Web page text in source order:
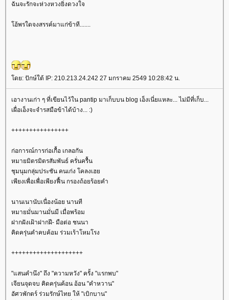
ฉันจะรักจะห่วงหวงยิ่งดวงใจ
อ้พรใดจงสรรค์มาแก่ข้าที.......
ดย: ปักษ์ใต้ IP: 210.213.24.242 27 มกราคม 2549 10:28:42 น.
เอางานเก่า ๆ ที่เขียนไว้ใน pantip มาเก็บบน blog เอ็งเนี่ยแหละ... ไม่มีที่เก็บ...
เผื่อเอ็งจะจำรสมือข้าได้บ้าง... :)
++++++++++++++++
ก่อการณ์การก่อเกื้อ เกลอกัน
หมายมิตรมิตรสัมพันธ์ ครั่นครื้น
ชุมนุมกลุ่มประชัน คนเก่ง โคลงเฮ
เพียงเพื่อเพื่อเพียงฟื้น กรองถ้อยร้อยคำ
นานเนานับเนื่องน้อย นานที
หมายมั่นมานมั่นมี เมื่อพร้อม
ฝากฝังเฝ้าฝากฝี- มือต่อ ชนนา
คิดครุ่นคำคบค้อม ร่วมเร้าโหมโรง
++++++++++++++++++++
"แสนคำนึง" ถึง "ความหวัง" ครั้ง "แรกพบ"
เจียนจุดจบ คิดครุ่นค้อน อ้อน "คำหวาน"
อัศวพักตร์ ร่วมรักษ์ไทย ให้ "เบิกบาน"